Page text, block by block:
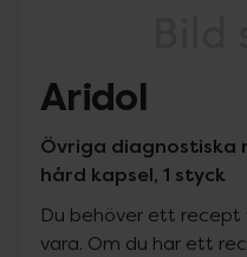
Aridol
Övriga diagnostiska
hård kapsel, 1 styck
Du behöver ett
vara. Om du har ett